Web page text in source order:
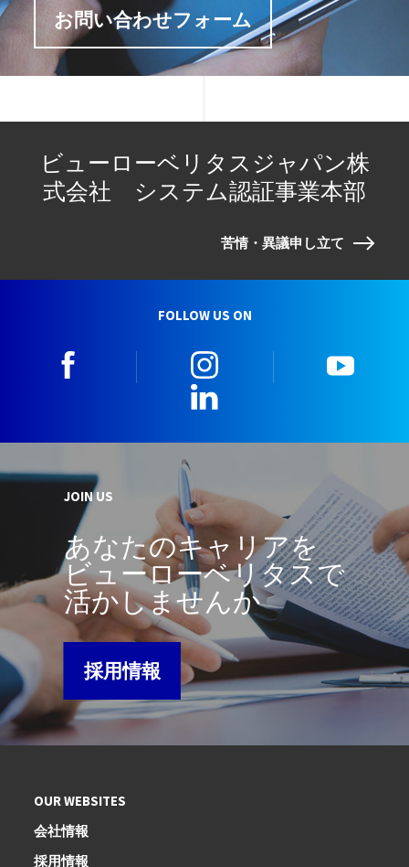
お問い合わせフォーム
ビューローベリタスジャパン株
式会社 システム認証事業本部
苦情・異議申し立て
FOLLOW US ON
JOIN US
あなたのキャリアを
ビューローベリタスで
活かしませんか
採用情報
OUR WEBSITES
会社情報
採用情報